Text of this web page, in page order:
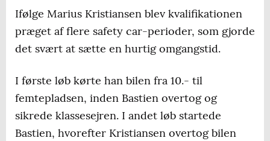
Ifølge Marius Kristiansen blev kvalifikationen
præget af flere safety car-perioder, som gjorde
det svært at sætte en hurtig omgangstid.
I første løb kørte han bilen fra 10.- til
femtepladsen, inden Bastien overtog og
sikrede klassesejren. I andet løb startede
Bastien, hvorefter Kristiansen overtog bilen